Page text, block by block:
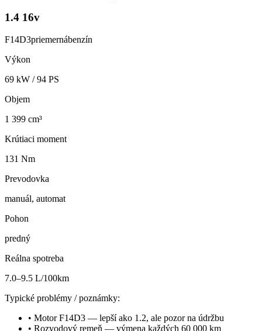
1.4 16v
F14D3priemernábenzín
Výkon
69 kW /94 PS
Objem
1 399 cm³
Krútiaci moment
131 Nm
Prevodovka
manuál, automat
Pohon
predný
Reálna spotreba
7.0–9.5 L/100km
Typické problémy / poznámky:
• Motor F14D3 — lepší ako 1.2, ale pozor na údržbu
• Rozvodový remeň — výmena každých 60 000 km